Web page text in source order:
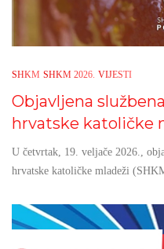
SHKM SHKM 2026. VIJESTI
Objavljena
hrvatske katoličke
U četvrtak, 19. veljače 2026.,
hrvatske katoličke mladeži